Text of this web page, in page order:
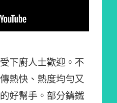
下廚人士歡迎。不
熱快、熱度均勻又
好幫手。部分鑄鐵